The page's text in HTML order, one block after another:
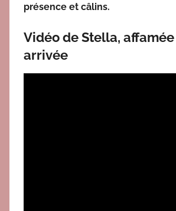
présence et câlins.
Vidéo de Stella, affamée
arrivée